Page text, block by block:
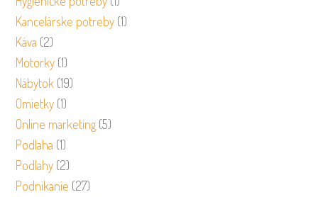
Kancelárske potreby (1)
Káva (2)
Motorky (1)
Nábytok (19)
Omietky (1)
Online marketing (5)
Podlaha (1)
Podlahy (2)
Podnikanie (27)